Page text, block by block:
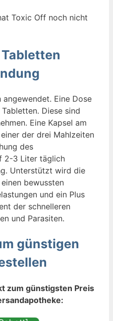
Toxic Off noch nicht
angewendet. Eine Dose
Diese sind
Eine Kapsel am
der drei Mahlzeiten
des
2-3 Liter täglich
Unterstützt wird die
bewussten
und ein Plus
der schnelleren
und Parasiten.
günstigen
zum günstigsten Preis